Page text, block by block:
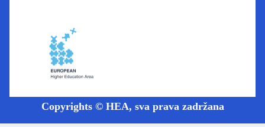
Copyrights © HEA, sva prava zadržana